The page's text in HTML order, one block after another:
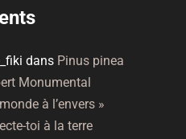
dans Pinus pinea
Monumental
à l’envers »
toi à la terre